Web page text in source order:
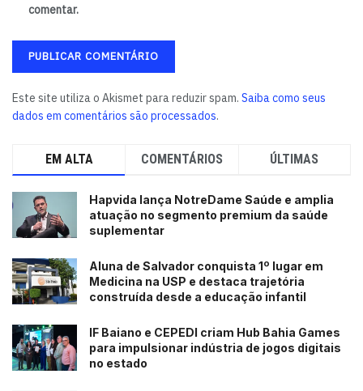
comentar.
Este site utiliza o Akismet para reduzir spam. Saiba como seus
dados em comentários são processados.
EM ALTA COMENTÁRIOS ÚLTIMAS
Hapvida lança NotreDame Saúde e amplia
atuação no segmento premium da saúde
suplementar
Aluna de Salvador conquista 1º lugar em
Medicina na USP e destaca trajetória
construída desde a educação infantil
IF Baiano e CEPEDI criam Hub Bahia Games
para impulsionar indústria de jogos digitais
no estado